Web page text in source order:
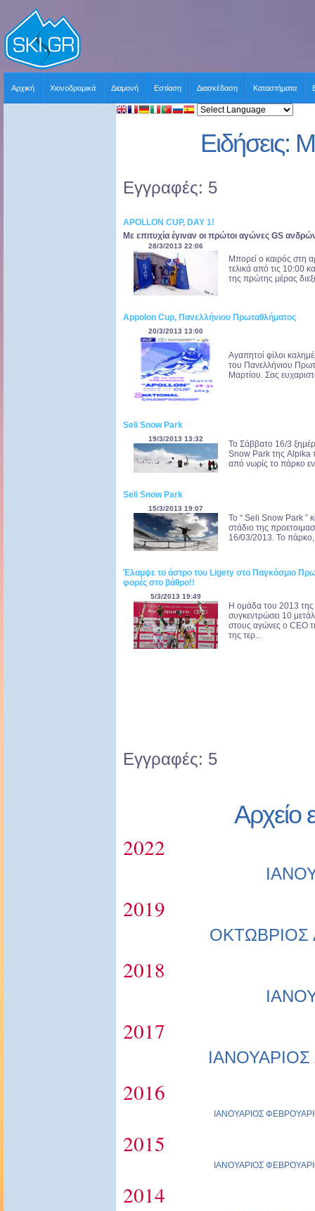
Αρχική Χιονοδρομικά Διαμονή Εστίαση Διασκέδαση Καταστήματα
Ειδήσεις:
Εγγραφές: 5
APOLLON CUP, DAY 1!
Με επιτυχία έγιναν οι πρώτοι αγώνες GS
28/3/2013 22:06
Μπορεί ο καιρός στη
τελικά από τις 10:00
της πρώτης μέρας
Appolon Cup, Πανελλήνιου Πρωταθλήματος
20/3/2013 13:00
Αγαπητοί φίλοι
του Πανελλήνιου
Μαρτίου. Σας
Seli Snow Park
19/3/2013 13:32
Το Σάββατο 16/3
Snow Park της Alpika
από νωρίς το πάρκο
Seli Snow Park
15/3/2013 19:07
Το “ Seli Snow Park ”
στάδιο της
16/03/2013. Το πάρκο,
Έλαμψε το άστρο του Ligety στο Παγκόσμιο
φορές στο βάθρο!!
5/3/2013 19:49
Η ομάδα του 2013 της
συγκεντρώσει 10
στους αγώνες ο CEO
της τερ...
Εγγραφές: 5
Αρχείο
2022
2019
ΟΚΤΩΒΡΙΟΣ
2018
2017
ΙΑΝΟΥΑΡΙΟΣ
2016
ΙΑΝΟΥΑΡΙΟΣ
2015
ΙΑΝΟΥΑΡΙΟΣ
2014